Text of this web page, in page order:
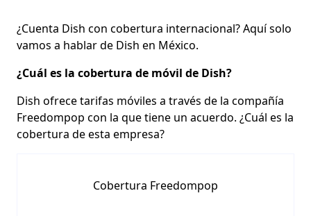
¿Cuenta Dish con cobertura internacional?Aquí solo
vamos a hablar de Dish en México.
¿Cuál es la cobertura de móvil de Dish?
Dish ofrece tarifas móviles a través de la compañía
Freedompop con la que tiene un acuerdo. ¿Cuál es la
cobertura de esta empresa?
Cobertura Freedompop